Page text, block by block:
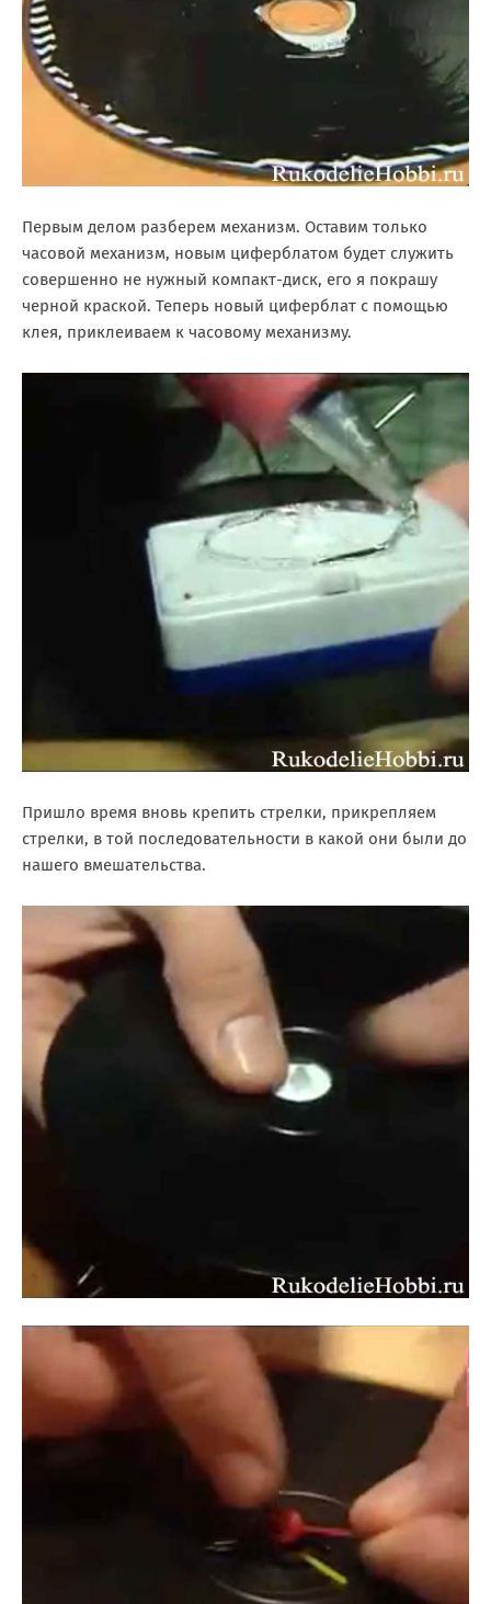
Первым делом разберем механизм. Оставим только
часовой механизм, новым циферблатом будет служить
совершенно не нужный компакт-диск, его я покрашу
черной краской. Теперь новый циферблат с помощью
клея, приклеиваем к часовому механизму.
Пришло время вновь крепить стрелки, прикрепляем
стрелки, в той последовательности в какой они были до
нашего вмешательства.